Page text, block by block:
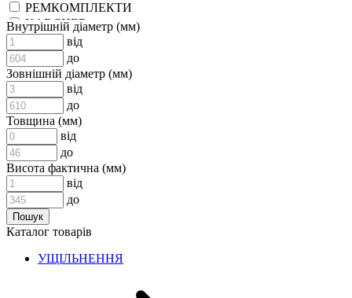
РЕМКОМПЛЕКТИ
KARCHER
EPDM
СПЕЦІАЛЬНІ
ВСТАВКИ МУФТ (ЗІРОЧКИ)
ГІДРАВЛІКА
АДАПТЕРИ
КЛАПАНИ
КРАНИ, ДИВЕРТОРИ
Внутрішній діаметр (мм)
від
до
Зовнішній діаметр (мм)
від
до
Товщина (мм)
від
до
Висота фактична (мм)
від
до
Каталог товарів
УЩІЛЬНЕННЯ